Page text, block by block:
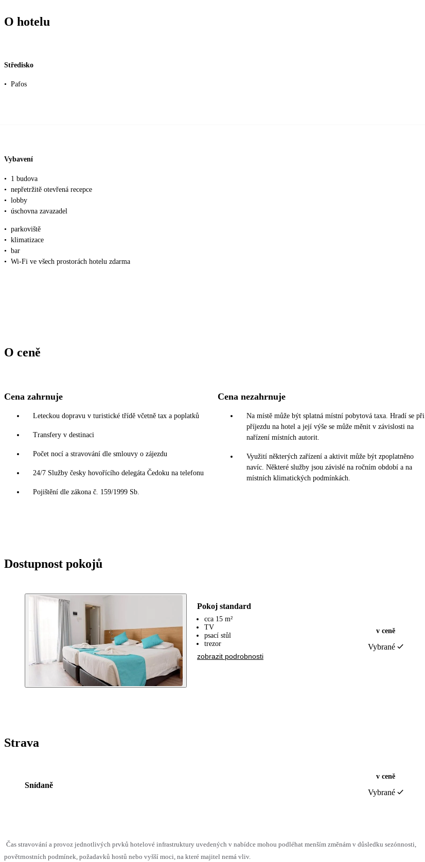
O hotelu
Středisko
• Pafos
Vybavení
•
1 budova
• nepřetržitě otevřená recepce
• lobby
• úschovna zavazadel
• parkoviště
• klimatizace
• bar
• Wi-Fi ve všech prostorách hotelu zdarma
O ceně
Cena zahrnuje
Leteckou dopravu v turistické třídě včetně tax a poplatků
Transfery v destinaci
Počet nocí a stravování dle smlouvy o zájezdu
24/7 Služby česky hovořícího delegáta Čedoku na telefonu
Pojištění dle zákona č. 159/1999 Sb.
Cena nezahrnuje
Na místě může být splatná místní pobytová taxa. Hradí se při
příjezdu na hotel a její výše se může měnit v závislosti na
nařízení místních autorit.
Využití některých zařízení a aktivit může být zpoplatněno
navíc. Některé služby jsou závislé na ročním období a na
místních klimatických podmínkách.
Dostupnost pokojů
Pokoj standard
cca 15 m²
TV
psací stůl
trezor
zobrazit podrobnosti
v ceně
Vybrané
Strava
Snídaně
v ceně
Vybrané
Čas stravování a provoz jednotlivých prvků hotelové infrastruktury uvedených v nabídce mohou podléhat menším změnám v důsledku sezónnosti,
povětrnostních podmínek, požadavků hostů nebo vyšší moci, na které majitel nemá vliv.